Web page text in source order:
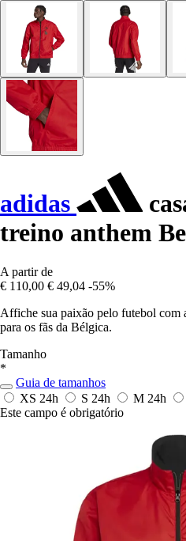
adidas
treino anthem
A partir de
€ 110,00 € 49,04 -55%
Affiche sua paixão pelo futebol com
para os fãs da Bélgica.
Tamanho
*
Guia de tamanhos
XS 24h S 24h M 24h
Este campo é obrigatório